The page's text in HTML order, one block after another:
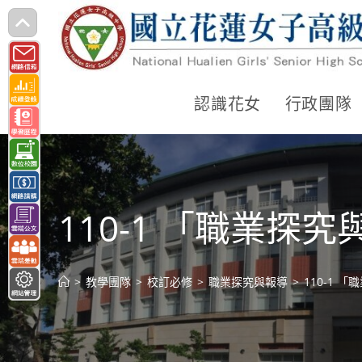
跳
轉
至
主
要
內
容
認識花女 行政團隊
110-1 「職業探究
> 教學團隊 > 校訂必修 > 職業探究與報導 > 110-1 「